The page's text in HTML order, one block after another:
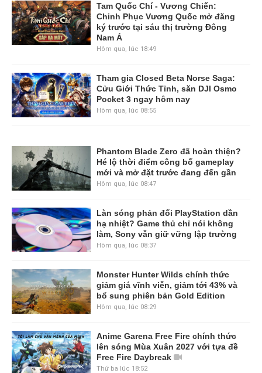
Tam Quốc Chí - Vương Chiến:
Chinh Phục Vương Quốc mở đăng
ký trước tại sáu thị trường Đông
Nam Á
Hôm qua, lúc 18:49
Tham gia Closed Beta Norse Saga:
Cửu Giới Thức Tỉnh, săn DJI Osmo
Pocket 3 ngay hôm nay
Hôm qua, lúc 08:55
Phantom Blade Zero đã hoàn thiện?
Hé lộ thời điểm công bố gameplay
mới và mở đặt trước đang đến gần
Hôm qua, lúc 08:47
Làn sóng phản đối PlayStation dần
hạ nhiệt? Game thủ chỉ nói không
làm, Sony vẫn giữ vững lập trường
Hôm qua, lúc 08:37
Monster Hunter Wilds chính thức
giảm giá vĩnh viễn, giảm tới 43% và
bổ sung phiên bản Gold Edition
Hôm qua, lúc 08:29
Anime Garena Free Fire chính thức
lên sóng Mùa Xuân 2027 với tựa đề
Free Fire Daybreak
Thứ ba lúc 18:52